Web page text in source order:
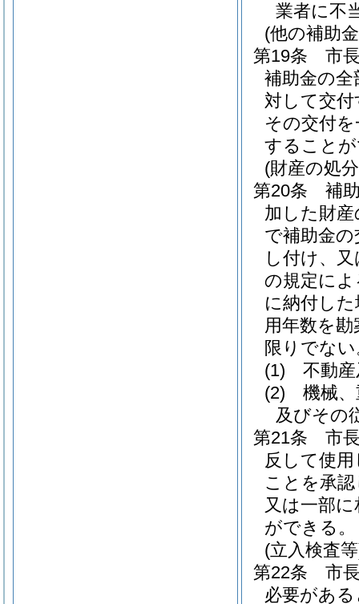
業者に不
(他の補助
第19条
市
補助金の
対して交
その交付
すること
(財産の処
第20条
補
加した財
で補助金
し付け、
の規定に
に納付し
用年数を
限りでな
(1)
不動
(2)
機械
及びその
第21条
市
反して使
ことを承
又は一部
ができる。
(立入検査
第22条
市
必要があ